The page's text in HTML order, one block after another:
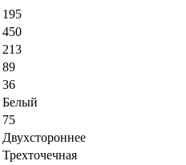
195
450
213
89
36
Белый
75
Двухстороннее
Трехточечная